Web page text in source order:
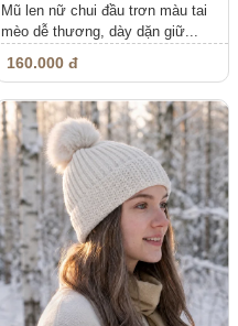
Mũ len nữ chui đầu trơn màu tai
mèo dễ thương, dày dặn giữ...
160.000 đ